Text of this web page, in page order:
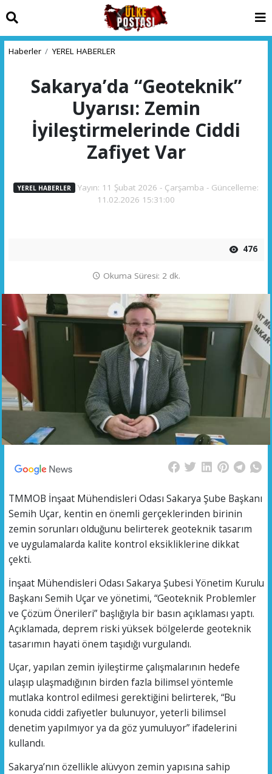
Haberler YEREL HABERLER
Sakarya’da “Geoteknik”
Uyarısı: Zemin
İyileştirmelerinde Ciddi
Zafiyet Var
YEREL HABERLER Yayın: 11 Şubat 2026 - Çarşamba - Güncelleme:
11.02.2026 15:31:00
476
Okuma Süresi: 2 dk.
TMMOB İnşaat Mühendisleri Odası Sakarya Şube Başkanı
Semih Uçar, kentin en önemli gerçeklerinden birinin
zemin sorunları olduğunu belirterek geoteknik tasarım
ve uygulamalarda kalite kontrol eksikliklerine dikkat
çekti.
İnşaat Mühendisleri Odası Sakarya Şubesi Yönetim Kurulu
Başkanı Semih Uçar ve yönetimi, “Geoteknik Problemler
ve Çözüm Önerileri” başlığıyla bir basın açıklaması yaptı.
Açıklamada, deprem riski yüksek bölgelerde geoteknik
tasarımın hayati önem taşıdığı vurgulandı.
Uçar, yapılan zemin iyileştirme çalışmalarının hedefe
ulaşıp ulaşmadığının birden fazla bilimsel yöntemle
mutlaka kontrol edilmesi gerektiğini belirterek, “Bu
konuda ciddi zafiyetler bulunuyor, yeterli bilimsel
denetim yapılmıyor ya da göz yumuluyor” ifadelerini
kullandı.
Sakarya’nın özellikle alüvyon zemin yapısına sahip